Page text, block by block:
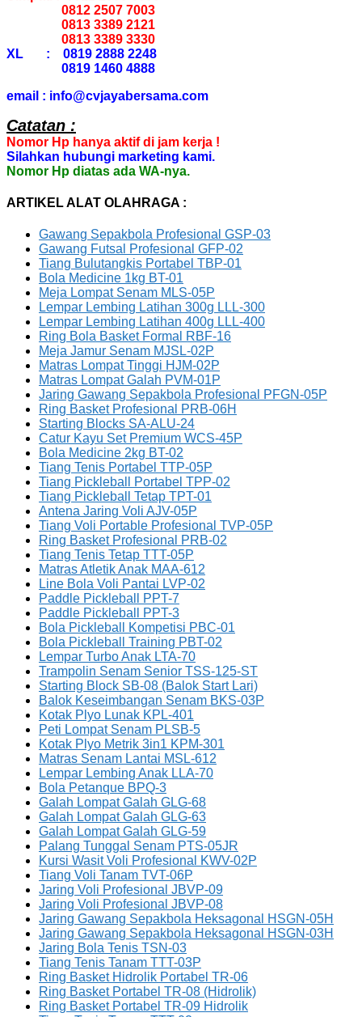
0812 2507 7003
0813 3389 2121
0813 3389 3330
XL : 0819 2888 2248
0819 1460 4888
email : info@cvjayabersama.com
Catatan :
Nomor Hp hanya aktif di jam kerja !
Silahkan hubungi marketing kami.
Nomor Hp diatas ada WA-nya.
ARTIKEL ALAT OLAHRAGA :
Gawang Sepakbola Profesional GSP-03
Gawang Futsal Profesional GFP-02
Tiang Bulutangkis Portabel TBP-01
Bola Medicine 1kg BT-01
Meja Lompat Senam MLS-05P
Lempar Lembing Latihan 300g LLL-300
Lempar Lembing Latihan 400g LLL-400
Ring Bola Basket Formal RBF-16
Meja Jamur Senam MJSL-02P
Matras Lompat Tinggi HJM-02P
Matras Lompat Galah PVM-01P
Jaring Gawang Sepakbola Profesional PFGN-05P
Ring Basket Profesional PRB-06H
Starting Blocks SA-ALU-24
Catur Kayu Set Premium WCS-45P
Bola Medicine 2kg BT-02
Tiang Tenis Portabel TTP-05P
Tiang Pickleball Portabel TPP-02
Tiang Pickleball Tetap TPT-01
Antena Jaring Voli AJV-05P
Tiang Voli Portable Profesional TVP-05P
Ring Basket Profesional PRB-02
Tiang Tenis Tetap TTT-05P
Matras Atletik Anak MAA-612
Line Bola Voli Pantai LVP-02
Paddle Pickleball PPT-7
Paddle Pickleball PPT-3
Bola Pickleball Kompetisi PBC-01
Bola Pickleball Training PBT-02
Lempar Turbo Anak LTA-70
Trampolin Senam Senior TSS-125-ST
Starting Block SB-08 (Balok Start Lari)
Balok Keseimbangan Senam BKS-03P
Kotak Plyo Lunak KPL-401
Peti Lompat Senam PLSB-5
Kotak Plyo Metrik 3in1 KPM-301
Matras Senam Lantai MSL-612
Lempar Lembing Anak LLA-70
Bola Petanque BPQ-3
Galah Lompat Galah GLG-68
Galah Lompat Galah GLG-63
Galah Lompat Galah GLG-59
Palang Tunggal Senam PTS-05JR
Kursi Wasit Voli Profesional KWV-02P
Tiang Voli Tanam TVT-06P
Jaring Voli Profesional JBVP-09
Jaring Voli Profesional JBVP-08
Jaring Gawang Sepakbola Heksagonal HSGN-05H
Jaring Gawang Sepakbola Heksagonal HSGN-03H
Jaring Bola Tenis TSN-03
Tiang Tenis Tanam TTT-03P
Ring Basket Hidrolik Portabel TR-06
Ring Basket Portabel TR-08 (Hidrolik)
Ring Basket Portabel TR-09 Hidrolik